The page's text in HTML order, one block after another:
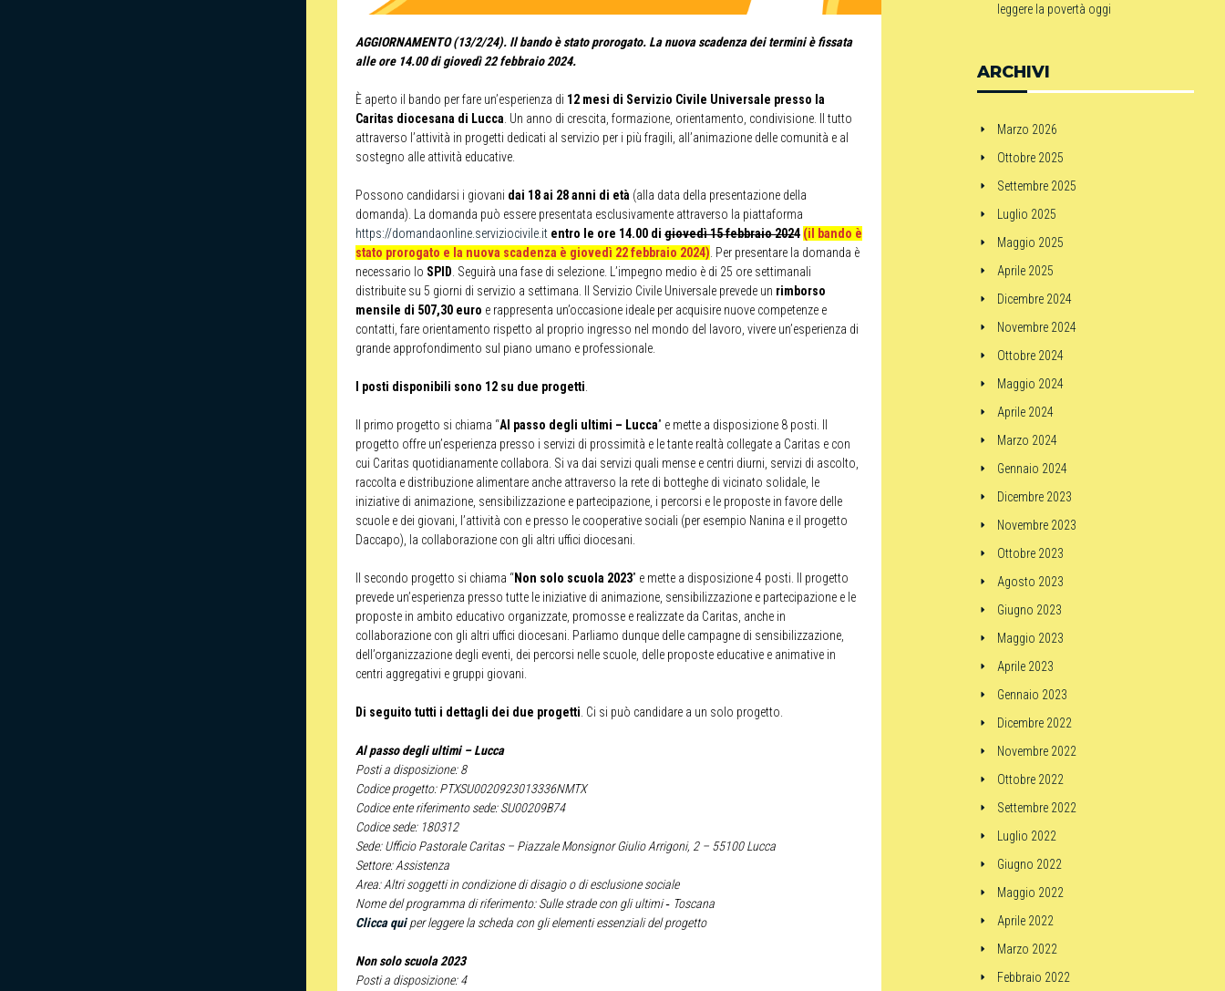
AGGIORNAMENTO (13/2/24). Il bando è stato prorogato. La nuova scadenza dei termini è fissata
alle ore 14.00 di giovedì 22 febbraio 2024.
È aperto il bando per fare un’esperienza di 12 mesi di Servizio Civile Universale presso la
Caritas diocesana di Lucca. Un anno di crescita, formazione, orientamento, condivisione. Il tutto
attraverso l’attività in progetti dedicati al servizio per i più fragili, all’animazione delle comunità e al
sostegno alle attività educative.
Possono candidarsi i giovani dai 18 ai 28 anni di età (alla data della presentazione della
domanda). La domanda può essere presentata esclusivamente attraverso la piattaforma
https://domandaonline.serviziocivile.it entro le ore 14.00 di giovedì 15 febbraio 2024 (il bando è
stato prorogato e la nuova scadenza è giovedì 22 febbraio 2024). Per presentare la domanda è
necessario lo SPID. Seguirà una fase di selezione. L’impegno medio è di 25 ore settimanali
distribuite su 5 giorni di servizio a settimana. Il Servizio Civile Universale prevede un rimborso
mensile di 507,30 euro e rappresenta un’occasione ideale per acquisire nuove competenze e
contatti, fare orientamento rispetto al proprio ingresso nel mondo del lavoro, vivere un’esperienza di
grande approfondimento sul piano umano e professionale.
I posti disponibili sono 12 su due progetti.
Il primo progetto si chiama “Al passo degli ultimi – Lucca” e mette a disposizione 8 posti. Il
progetto offre un’esperienza presso i servizi di prossimità e le tante realtà collegate a Caritas e con
cui Caritas quotidianamente collabora. Si va dai servizi quali mense e centri diurni, servizi di ascolto,
raccolta e distribuzione alimentare anche attraverso la rete di botteghe di vicinato solidale, le
iniziative di animazione, sensibilizzazione e partecipazione, i percorsi e le proposte in favore delle
scuole e dei giovani, l’attività con e presso le cooperative sociali (per esempio Nanina e il progetto
Daccapo), la collaborazione con gli altri uffici diocesani.
Il secondo progetto si chiama “Non solo scuola 2023” e mette a disposizione 4 posti. Il progetto
prevede un’esperienza presso tutte le iniziative di animazione, sensibilizzazione e partecipazione e le
proposte in ambito educativo organizzate, promosse e realizzate da Caritas, anche in
collaborazione con gli altri uffici diocesani. Parliamo dunque delle campagne di sensibilizzazione,
dell’organizzazione degli eventi, dei percorsi nelle scuole, delle proposte educative e animative in
centri aggregativi e gruppi giovani.
Di seguito tutti i dettagli dei due progetti. Ci si può candidare a un solo progetto.
Al passo degli ultimi – Lucca
Posti a disposizione: 8
Codice progetto: PTXSU0020923013336NMTX
Codice ente riferimento sede: SU00209B74
Codice sede: 180312
Sede: Ufficio Pastorale Caritas – Piazzale Monsignor Giulio Arrigoni, 2 – 55100 Lucca
Settore: Assistenza
Area: Altri soggetti in condizione di disagio o di esclusione sociale
Nome del programma di riferimento: Sulle strade con gli ultimi ‐ Toscana
Clicca qui per leggere la scheda con gli elementi essenziali del progetto
Non solo scuola 2023
Posti a disposizione: 4
leggere la povertà oggi
ARCHIVI
Marzo 2026
Ottobre 2025
Settembre 2025
Luglio 2025
Maggio 2025
Aprile 2025
Dicembre 2024
Novembre 2024
Ottobre 2024
Maggio 2024
Aprile 2024
Marzo 2024
Gennaio 2024
Dicembre 2023
Novembre 2023
Ottobre 2023
Agosto 2023
Giugno 2023
Maggio 2023
Aprile 2023
Gennaio 2023
Dicembre 2022
Novembre 2022
Ottobre 2022
Settembre 2022
Luglio 2022
Giugno 2022
Maggio 2022
Aprile 2022
Marzo 2022
Febbraio 2022